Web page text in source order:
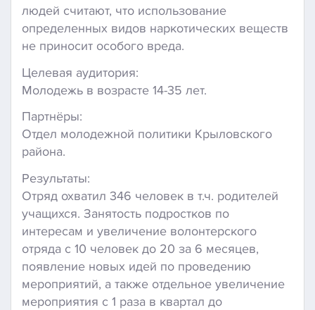
людей считают, что использование
определенных видов наркотических веществ
не приносит особого вреда.
Целевая аудитория:
Молодежь в возрасте 14-35 лет.
Партнёры:
Отдел молодежной политики Крыловского
района.
Результаты:
Отряд охватил 346 человек в т.ч. родителей
учащихся. Занятость подростков по
интересам и увеличение волонтерского
отряда с 10 человек до 20 за 6 месяцев,
появление новых идей по проведению
мероприятий, а также отдельное увеличение
мероприятия с 1 раза в квартал до